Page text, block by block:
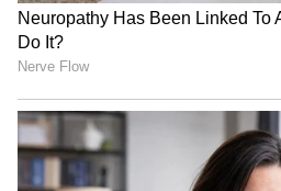
Image Credit :Instagram
FIR, సేఫ్టీ ఆడిట్‌కు డిమాండ్
దర్శకుడు సంజయ్ లీలా భన్సాలీ,
బాధ్యులపై ఎఫ్‌ఐఆర్ నమోదు
డిమాండ్ చేసింది. అంతేకాకుండా,